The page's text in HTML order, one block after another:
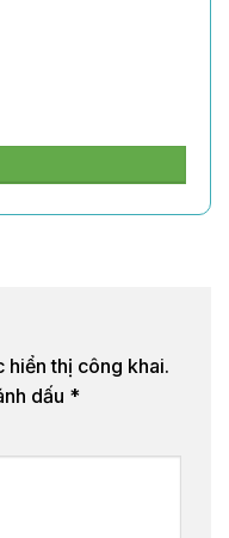
hiển thị công khai.
dấu *